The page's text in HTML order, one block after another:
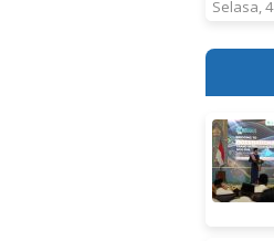
Selasa,